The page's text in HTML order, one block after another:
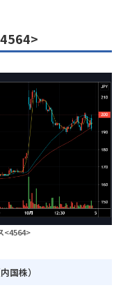
<4564>
国株）